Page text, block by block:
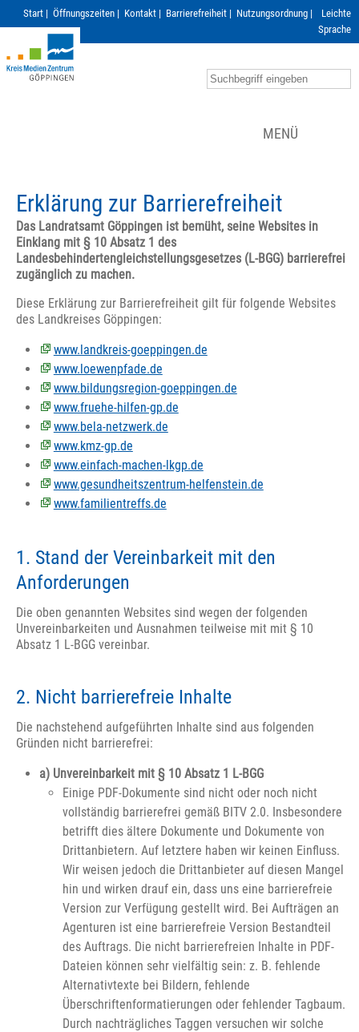
Start | Öffnungszeiten | Kontakt | Barrierefreiheit | Nutzungsordnung |
Leichte
Sprache
MENÜ
Erklärung zur Barrierefreiheit
Das Landratsamt Göppingen ist bemüht, seine Websites in
Einklang mit § 10 Absatz 1 des
Landesbehindertengleichstellungsgesetzes (L-BGG) barrierefrei
zugänglich zu machen.
Diese Erklärung zur Barrierefreiheit gilt für folgende Websites
des Landkreises Göppingen:
www.landkreis-goeppingen.de
www.loewenpfade.de
www.bildungsregion-goeppingen.de
www.fruehe-hilfen-gp.de
www.bela-netzwerk.de
www.kmz-gp.de
www.einfach-machen-lkgp.de
www.gesundheitszentrum-helfenstein.de
www.familientreffs.de
1. Stand der Vereinbarkeit mit den
Anforderungen
Die oben genannten Websites sind wegen der folgenden
Unvereinbarkeiten und Ausnahmen teilweise mit mit § 10
Absatz 1 L-BGG vereinbar.
2. Nicht barrierefreie Inhalte
Die nachstehend aufgeführten Inhalte sind aus folgenden
Gründen nicht barrierefrei:
a) Unvereinbarkeit mit § 10 Absatz 1 L-BGG
Einige PDF-Dokumente sind nicht oder noch nicht
vollständig barrierefrei gemäß BITV 2.0. Insbesondere
betrifft dies ältere Dokumente und Dokumente von
Drittanbietern. Auf letztere haben wir keinen Einfluss.
Wir weisen jedoch die Drittanbieter auf diesen Mangel
hin und wirken drauf ein, dass uns eine barrierefreie
Version zur Verfügung gestellt wird. Bei Aufträgen an
Agenturen ist eine barrierefreie Version Bestandteil
des Auftrags. Die nicht barrierefreien Inhalte in PDF-
Dateien können sehr vielfältig sein: z. B. fehlende
Alternativtexte bei Bildern, fehlende
Überschriftenformatierungen oder fehlender Tagbaum.
Durch nachträgliches Taggen versuchen wir solche